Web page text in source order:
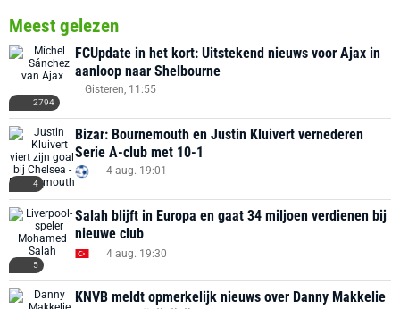
Meest gelezen
2794
FCUpdate in het kort: Uitstekend nieuws voor Ajax in
aanloop naar Shelbourne
Gisteren, 11:55
4
Bizar: Bournemouth en Justin Kluivert vernederen
Serie A-club met 10-1
4 aug. 19:01
5
Salah blijft in Europa en gaat 34 miljoen verdienen bij
nieuwe club
4 aug. 19:30
KNVB meldt opmerkelijk nieuws over Danny Makkelie